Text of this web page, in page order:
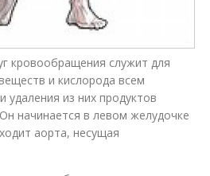
кровообращения служит для
и кислорода всем
удаления из них продуктов
начинается в левом желудочке
аорта, несущая